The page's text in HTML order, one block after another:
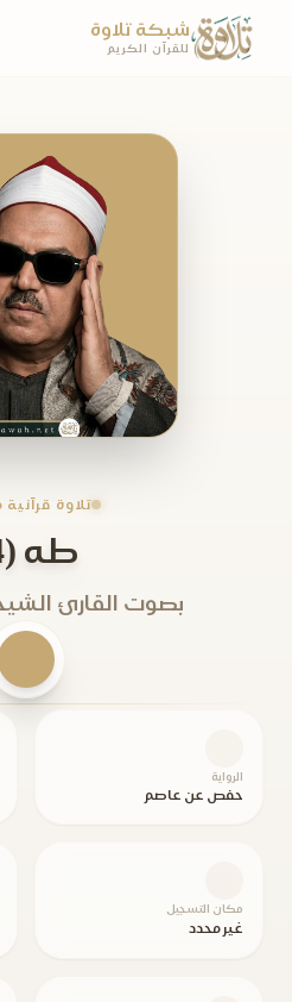
شبكة تلاوة
للقرآن الكريم
تلاوة
طه (4)
بصوت القارئ
الرواية
حفص عن عاصم
مكان التسجيل
غير محدد